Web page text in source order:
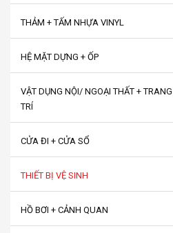
THẢM + TẤM NHỰA VINYL
HỆ MẶT DỰNG + ỐP
VẬT DỤNG NỘI/ NGOẠI THẤT + TRANG
TRÍ
CỬA ĐI + CỬA SỔ
THIẾT BỊ VỆ SINH
HỒ BƠI + CẢNH QUAN